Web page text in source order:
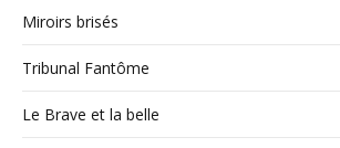
Miroirs brisés
Tribunal Fantôme
Le Brave et la belle